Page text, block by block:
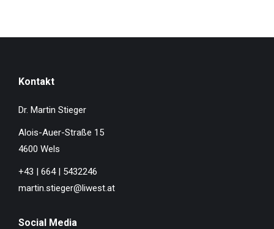
Kontakt
Dr. Martin Stieger
Alois-Auer-Straße 15
4600 Wels
+43 | 664 | 5432246
martin.stieger@liwest.at
Social Media